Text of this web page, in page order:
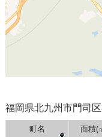
福岡県北九州市門司
町名 面積(